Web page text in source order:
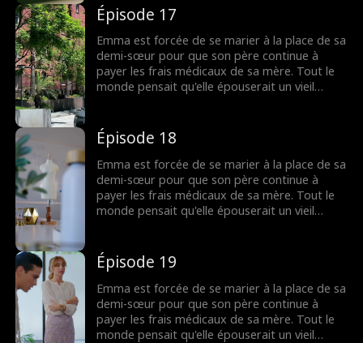
famille Anderson. Tommy développe un petit
faible pour Emma, soutenant secrètement sa
carrière et la protégeant lorsqu'elle en a
besoin. Mais quand la vérité éclate sur les
raisons pour lesquelles Tommy a accepté
d'épouser Emma, cette dernière choisira-t-elle
Épisode 17
Emma est forcée de se marier à la place de sa
demi-sœur pour que son père continue à
payer les frais médicaux de sa mère. Tout le
monde pensait qu'elle épouserait un vieil
famille Anderson. Tommy développe un petit
faible pour Emma, soutenant secrètement sa
carrière et la protégeant lorsqu'elle en a
besoin. Mais quand la vérité éclate sur les
raisons pour lesquelles Tommy a accepté
d'épouser Emma, cette dernière choisira-t-elle
Épisode 18
Emma est forcée de se marier à la place de sa
demi-sœur pour que son père continue à
payer les frais médicaux de sa mère. Tout le
monde pensait qu'elle épouserait un vieil
famille Anderson. Tommy développe un petit
faible pour Emma, soutenant secrètement sa
carrière et la protégeant lorsqu'elle en a
besoin. Mais quand la vérité éclate sur les
raisons pour lesquelles Tommy a accepté
d'épouser Emma, cette dernière choisira-t-elle
Épisode 19
Emma est forcée de se marier à la place de sa
demi-sœur pour que son père continue à
payer les frais médicaux de sa mère. Tout le
monde pensait qu'elle épouserait un vieil